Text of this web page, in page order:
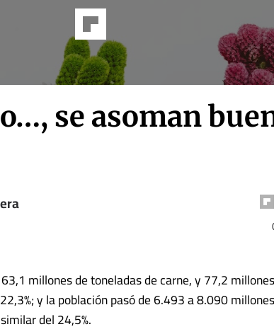
se asoman
millones de toneladas de carne, y 77,2
y la población pasó de 6.493 a 8.090
del 24,5%.